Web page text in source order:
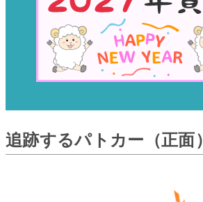
追跡するパトカー（正面）